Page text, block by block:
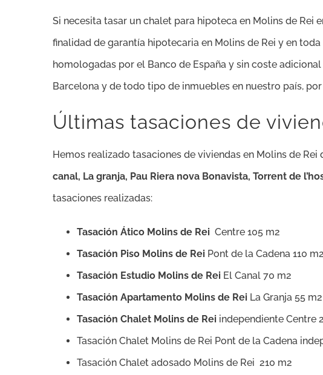
Si necesita tasar un chalet para hipoteca en Molins de
finalidad de garantía hipotecaria en Molins de Rei y en
homologadas por el Banco de España y sin coste
Barcelona y de todo tipo de inmuebles en nuestro país,
Últimas tasaciones de
Hemos realizado tasaciones de viviendas en Molins de
canal, La granja, Pau Riera nova Bonavista, Torrent de
tasaciones realizadas:
Tasación Ático Molins de Rei Centre 105 m2
Tasación Piso Molins de Rei Pont de la Cadena 110 m2
Tasación Estudio Molins de Rei El Canal 70 m2
Tasación Apartamento Molins de Rei La Granja 55 m2
Tasación Chalet Molins de Rei independiente Centre
Tasación Chalet Molins de Rei Pont de la Cadena
Tasación Chalet adosado Molins de Rei 210 m2